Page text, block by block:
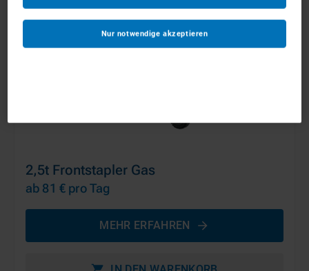
2,5t Frontstapler Gas
ab 81 € pro Tag
MEHR ERFAHREN
Nur notwendige akzeptieren